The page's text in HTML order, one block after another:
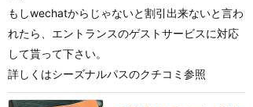
もしwechatからじゃないと割引出来ないと言わ
れたら、エントランスのゲストサービスに対応
して貰って下さい。
詳しくはシーズナルパスのクチコミ参照